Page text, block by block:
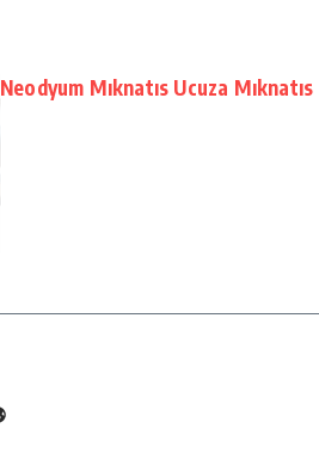
Neodyum Mıknatıs Ucuza Mıknatıs